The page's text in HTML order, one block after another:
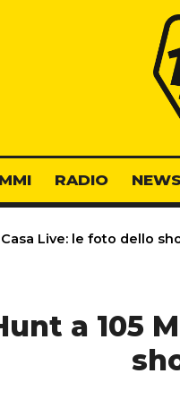
RADIO NEWS
Live: le foto dello
a 105